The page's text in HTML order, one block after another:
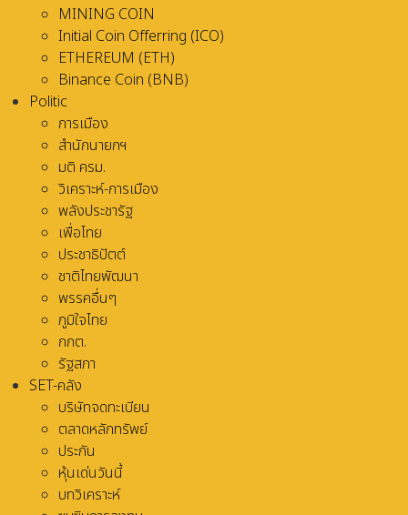
MINING COIN
Initial Coin Offerring (ICO)
ETHEREUM (ETH)
Binance Coin (BNB)
Politic
การเมือง
สำนักนายกฯ
มติ ครม.
วิเคราะห์-การเมือง
พลังประชารัฐ
เพื่อไทย
ประชาธิปัตต์
ชาติไทยพัฒนา
พรรคอื่นๆ
ภูมิใจไทย
กกต.
รัฐสภา
SET-คลัง
บริษัทจดทะเบียน
ตลาดหลักทรัพย์
ประกัน
หุ้นเด่นวันนี้
บทวิเคราะห์